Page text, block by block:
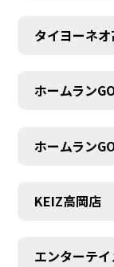
タイヨーネ
ホームラン
ホームラン
KEIZ高岡店
エンターテ